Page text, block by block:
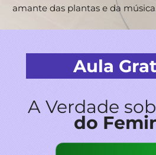
amante das plantas e da música.
Aula
A Verdade
do